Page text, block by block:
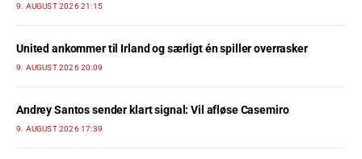
9. AUGUST 2026 21:15
United ankommer til Irland og særligt én spiller overrasker
9. AUGUST 2026 20:09
Andrey Santos sender klart signal: Vil afløse Casemiro
9. AUGUST 2026 17:39